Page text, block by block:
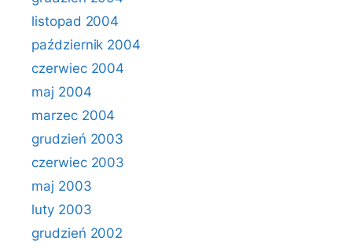
listopad 2004
październik 2004
czerwiec 2004
maj 2004
marzec 2004
grudzień 2003
czerwiec 2003
maj 2003
luty 2003
grudzień 2002